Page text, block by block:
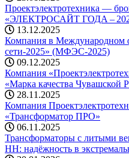
Проектэлектротехника —
«ЭЛЕКТРОСАЙТ ГОДА –
13.12.2025
Компания в Международном
сети-2025» (МФЭС-2025)
09.12.2025
Компания
«Марка качества Чувашской
28.11.2025
Компания
«Трансформатор ПРО»
06.11.2025
Трансформаторы с литыми
НН: надёжность в